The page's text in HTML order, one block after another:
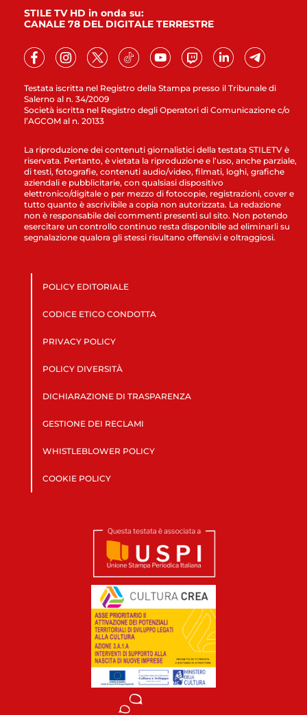
Testata iscritta nel Registro della Stampa presso il Tribunale di
Salerno al n. 34/2009
Società iscritta nel Registro degli Operatori di Comunicazione c/o
l’AGCOM al n. 20133
STILE TV HD in onda su:
CANALE 78 DEL DIGITALE TERRESTRE
La riproduzione dei contenuti giornalistici della testata STILETV è
riservata. Pertanto, è vietata la riproduzione e l’uso, anche parziale,
di testi, fotografie, contenuti audio/video, filmati, loghi, grafiche
aziendali e pubblicitarie, con qualsiasi dispositivo
elettronico/digitale o per mezzo di fotocopie, registrazioni, cover e
tutto quanto è ascrivibile a copia non autorizzata. La redazione
non è responsabile dei commenti presenti sul sito. Non potendo
esercitare un controllo continuo resta disponibile ad eliminarli su
segnalazione qualora gli stessi risultano offensivi e oltraggiosi.
POLICY EDITORIALE
CODICE ETICO CONDOTTA
PRIVACY POLICY
POLICY DIVERSITÀ
DICHIARAZIONE DI TRASPARENZA
GESTIONE DEI RECLAMI
WHISTLEBLOWER POLICY
COOKIE POLICY